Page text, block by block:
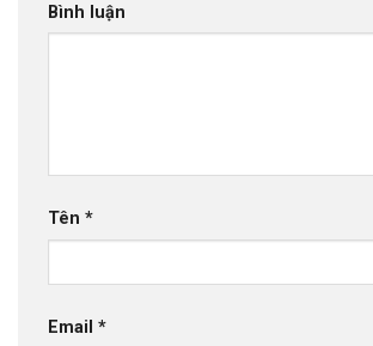
Bình luận
Tên *
Email *